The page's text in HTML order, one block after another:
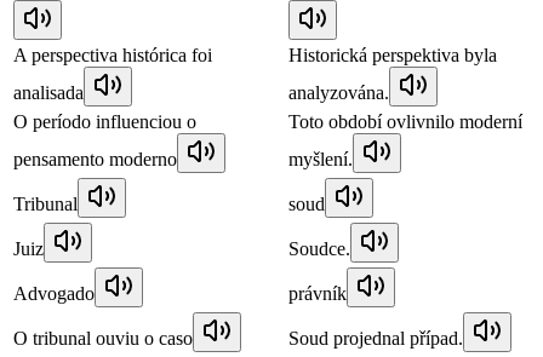
A perspectiva histórica foi
analisada
Historická perspektiva byla
analyzována.
O período influenciou o
pensamento moderno
Toto období ovlivnilo moderní
myšlení.
Tribunal soud
Juiz Soudce.
Advogado právník
O tribunal ouviu o caso Soud projednal případ.